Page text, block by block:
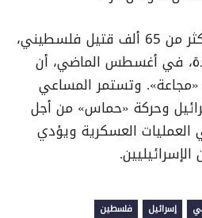
وخلفت الحرب في غزة أكثر من 65 ألف قتيل فلسطيني،
في أغسطس الماضي، أن
«مجاعة». وتستمر المساعي
وحركة «حماس» من أجل
العسكرية ويؤدي
إسرائيل فلسطين